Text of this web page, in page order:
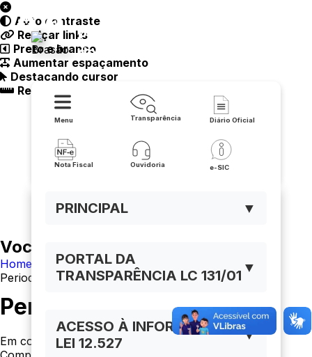
Prefeitura Municipal de Sítio
do Mato
Menu Transparência Diário Oficial
Nota Fiscal Ouvidoria e-SIC
PRINCIPAL ▼
PORTAL DA
TRANSPARÊNCIA LC 131/01 ▼
ACESSO À INFORMAÇÃO
LEI 12.527
▼
Auto contraste
Realçar links
Preto e branco
Aumentar espaçamento
Destacando cursor
Regua guia
Você está navegando em:
Home
Periodo Eleitoral
Período Eleitoral
Em conformidade com o art. 48-A da Lei